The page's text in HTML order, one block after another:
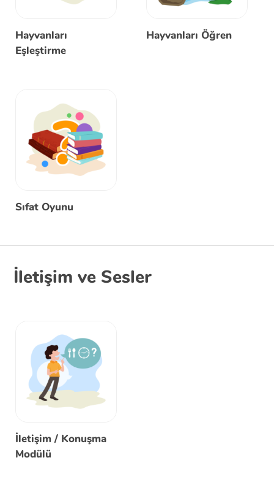
Hayvanları
Eşleştirme
Hayvanları Öğren
Sıfat Oyunu
İletişim ve Sesler
İletişim / Konuşma
Modülü